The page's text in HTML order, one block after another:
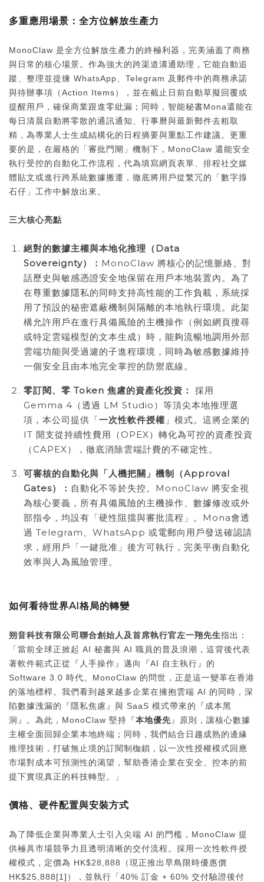
多重應用場景：全方位解放生產力
MonoClaw 是全方位解放生產力的終極利器，完美涵蓋了商務
與日常的核心場景。作為強大的跨渠道溝通助理，它能自動追
蹤、整理並提煉 WhatsApp、Telegram 及郵件中的商務承諾
與待辦事項（Action Items），並在截止日前自動草擬回覆或
提醒用戶，確保商業跟進零紕漏；同時，智能秘書Mona還能在
每日清晨自動將零散的通訊通知、行事曆與最新郵件去粗取
精，為專業人士生成結構化的日程摘要與重點工作建議。更重
要的是，在嚴格的「審批門閘」機制下，MonoClaw 還能安全
執行受控的自動化工作流程，代為填寫網頁表單、排程社交媒
體貼文或進行跨系統數據搬運，徹底將用戶從繁冗的「數字揼
石仔」工作中解放出來。
三大核心亮點
絕對的數據主權與本地化推理（Data
Sovereignty）： MonoClaw 將核心的記憶脈絡、對
話歷史與敏感憑證安全地保留在用戶本地裝置內。為了
在尊重數據隱私的同時支持高性能的工作負載，系統採
用了預設的秘密遮蔽機制與隔離的本地執行環境。此架
構允許用戶在進行具備風險的主機操作（例如網頁搜尋
或特定雲端模型的文本生成）時，能夠流暢地調用外部
雲端功能與受過濾的子進程環境，同時為敏感數據維持
一個安全且由本地完全掌控的防禦底線。
零訂閱、零 Token 焦慮的資產化投資：
採用
Gemma 4（透過 LM Studio）等頂尖本地推理選
項，本公司提供「一次性軟件授權 」模式。這將企業的
IT 開支從持續性費用（OPEX）轉化為可控的資產投資
（CAPEX），徹底消除雲端計費的不確定性。
可審核的自動化與「人機把關」機制（Approval
Gates）： 自動化不等於失控。MonoClaw 將安全視
為核心要義，所有具備風險的主機操作、數據修改或外
部指令，均設有「硬性阻擋與審批流程」。Mona會透
過 Telegram、WhatsApp 或電郵向用戶發送確認請
求，經用戶「一鍵批准」後方可執行，完美平衡自動化
效率與人為風險管理。
如何看待世界AI格局的轉變
朔音科技有限公司聯合創始人及首席執行官左一翔先生指出：
「當前全球正掀起 AI 秘書與 AI 職員的普及浪潮，這背後代表
著軟件範式正從『人手操作』邁向『AI 自主執行』的
Software 3.0 時代。MonoClaw 的問世，正是這一變革在香港
的落地標桿。我們看到越來越多企業在擁抱雲端 AI 的同時，深
陷數據洩漏的『隱私焦慮』與 SaaS 模式帶來的『成本黑
洞』。為此，MonoClaw 堅持『本地優先 』原則，讓核心數據
主權全面回歸企業本地終端；同時，我們結合日趨成熟的邊緣
推理技術，打破無止境的訂閱制枷鎖，以一次性授權模式回應
市場對成本可預測性的渴望，幫助香港企業在安全、控本的前
提下實現真正的科技轉型。」
價格、硬件配置與安裝方式
為了降低企業與專業人士引入尖端 AI 的門檻，MonoClaw 提
供極具市場競爭力且透明清晰的交付流程。採用一次性軟件授
權模式，定價為 HK$28,888（現正推出早鳥限時優惠價
HK$25,888[1]），並執行「40% 訂金 + 60% 交付驗證後付